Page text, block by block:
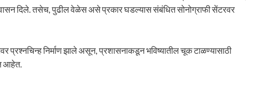
दिले. तसेच, पुढील वेळेस असे प्रकार घडल्यास संबंधित सोनोग्राफी सेंटरवर
प्रश्नचिन्ह निर्माण झाले असून, प्रशासनाकडून भविष्यातील चूक टाळण्यासाठी
आहेत.